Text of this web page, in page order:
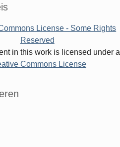
in this work is licensed under a
Commons License